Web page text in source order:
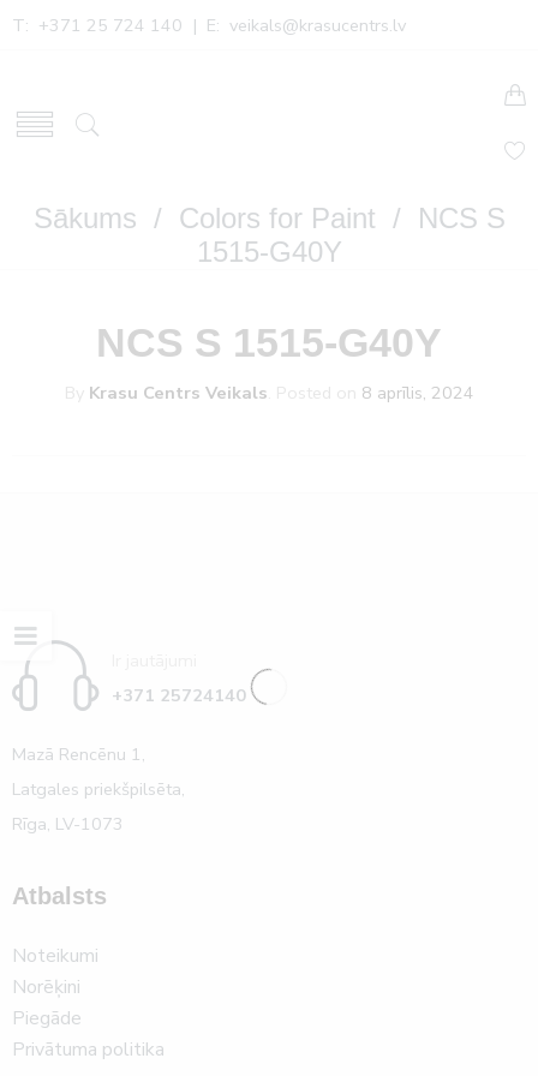
T: +371 25 724 140 | E: veikals@krasucentrs.lv
Sākums / Colors for Paint / NCS S
1515-G40Y
NCS S 1515-G40Y
By Krasu Centrs Veikals Posted on 8 aprīlis, 2024
+371 25724140
Mazā Rencēnu 1,
Latgales priekšpilsēta,
Rīga, LV-1073
Atbalsts
Noteikumi
Norēķini
Piegāde
Privātuma politika